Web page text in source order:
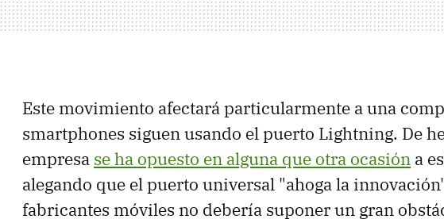
Este movimiento afectará particularmente a una
smartphones siguen usando el puerto Lightning. De
empresa se ha opuesto en alguna que otra ocasión a
alegando que el puerto universal "ahoga la
fabricantes móviles no debería suponer un gran